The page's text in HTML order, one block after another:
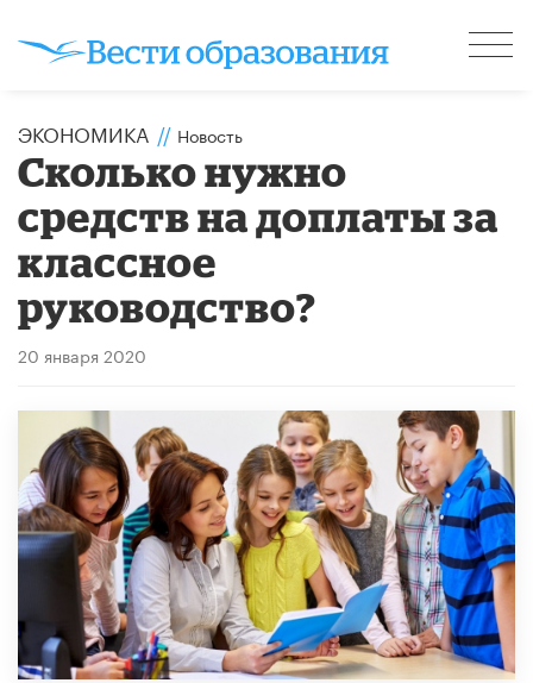
ЭКОНОМИКА // Новость
Сколько нужно
средств на доплаты за
классное
руководство?
20 января 2020